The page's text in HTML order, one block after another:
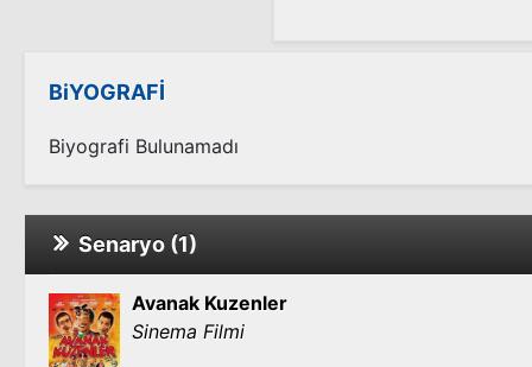
BiYOGRAFİ
Biyografi Bulunamadı
Senaryo (1)
Avanak Kuzenler
Sinema Filmi